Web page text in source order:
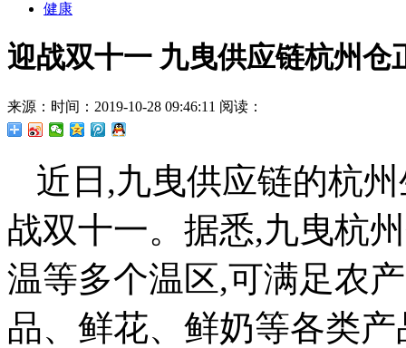
健康
迎战双十一 九曳供应链杭州仓
来源： 时间：2019-10-28 09:46:11 阅读：
近日,九曳供应链的杭
战双十一。据悉,九曳杭
温等多个温区,可满足农
品、鲜花、鲜奶等各类